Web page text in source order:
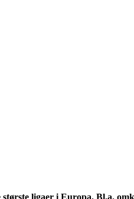
største ligaer i Europa. Bl.a.